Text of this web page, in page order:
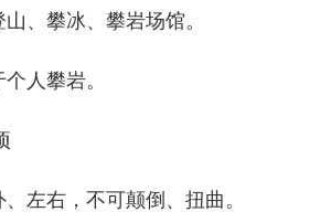
、攀冰、攀岩场馆。
人攀岩。
左右，不可颠倒、扭曲。